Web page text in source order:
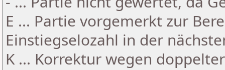
E ... Partie vorgemerkt zur
Einstiegselozahl in der
K ... Korrektur wegen